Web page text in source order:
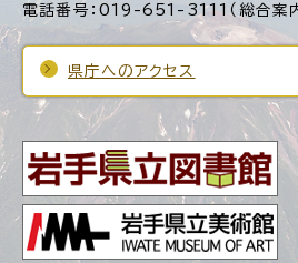
電話番号：019-651-3111（総合案内
県庁へのアクセス